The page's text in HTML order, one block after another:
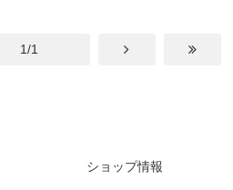
1/1
ショップ情報